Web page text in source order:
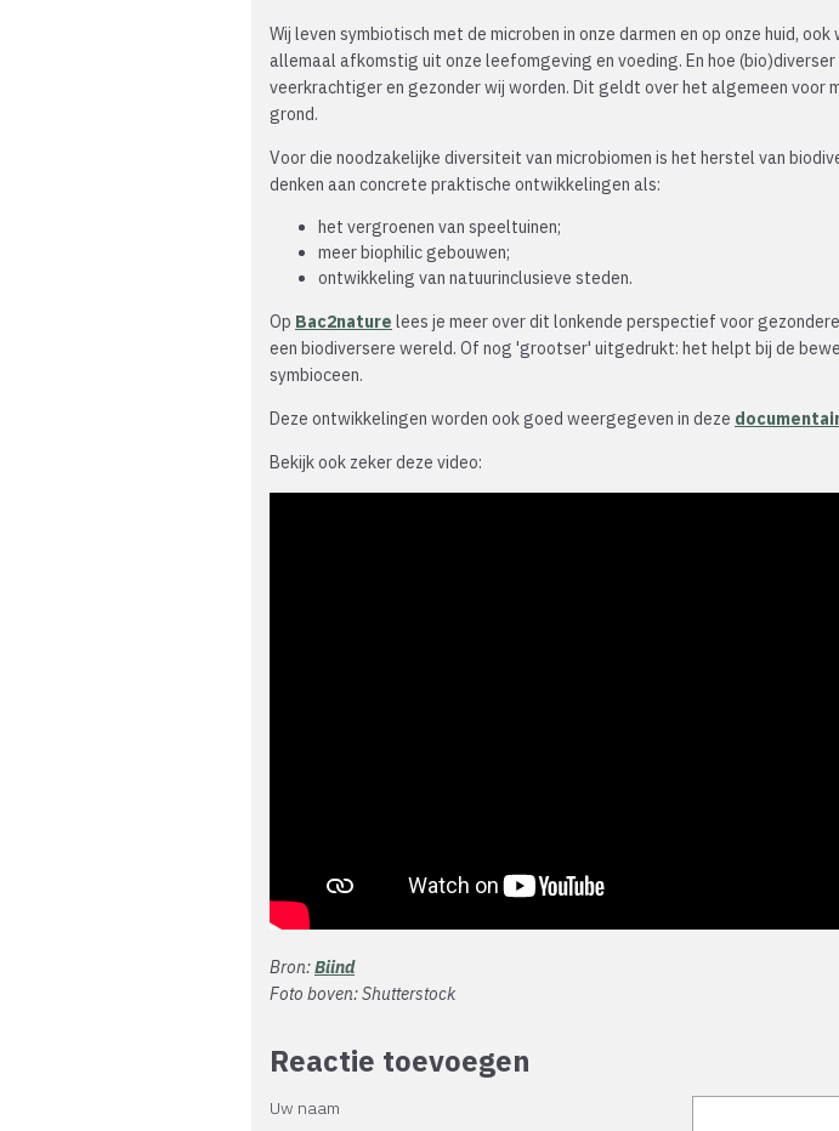
Wij leven symbiotisch met de microben in onze darmen en op onze huid,
allemaal afkomstig uit onze leefomgeving en voeding. En hoe (bio)diverser
veerkrachtiger en gezonder wij worden. Dit geldt over het algemeen voor
grond.
Voor die noodzakelijke diversiteit van microbiomen is het herstel van
denken aan concrete praktische ontwikkelingen als:
het vergroenen van speeltuinen;
meer biophilic gebouwen;
ontwikkeling van natuurinclusieve steden.
Op Bac2nature lees je meer over dit lonkende perspectief voor
een biodiversere wereld. Of nog 'grootser' uitgedrukt: het helpt bij de
symbioceen.
Deze ontwikkelingen worden ook goed weergegeven in deze
Bekijk ook zeker deze video:
Bron:Biind
Foto boven: Shutterstock
Reactie toevoegen
Uw naam